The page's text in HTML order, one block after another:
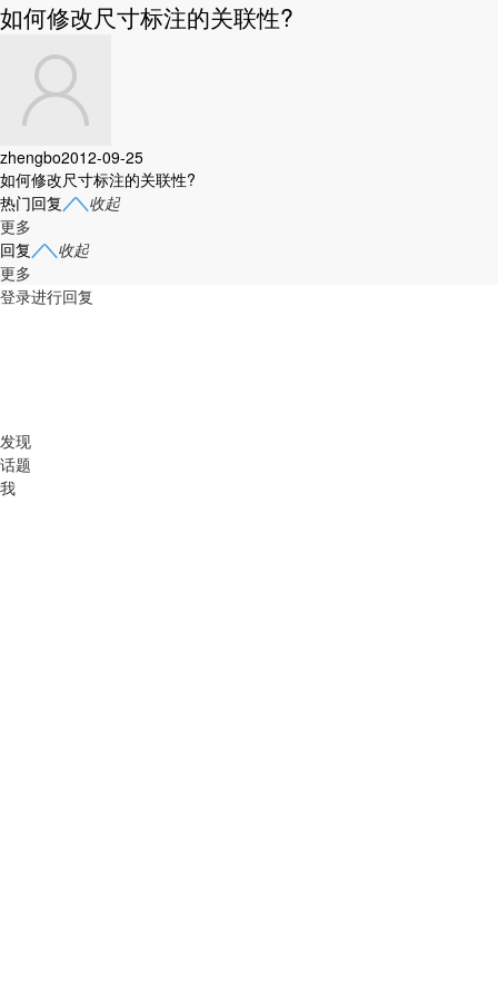
如何修改尺寸标注的关联性?
zhengbo2012-09-25
如何修改尺寸标注的关联性?
热门回复
收起
更多
回复
收起
更多
登录进行回复
发现
话题
我